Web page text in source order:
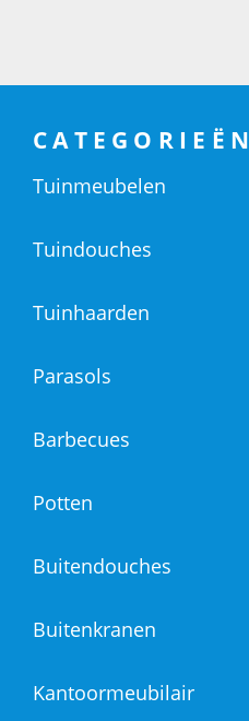
CATEGORIEËN
Tuinmeubelen
Tuindouches
Tuinhaarden
Parasols
Barbecues
Potten
Buitendouches
Buitenkranen
Kantoormeubilair